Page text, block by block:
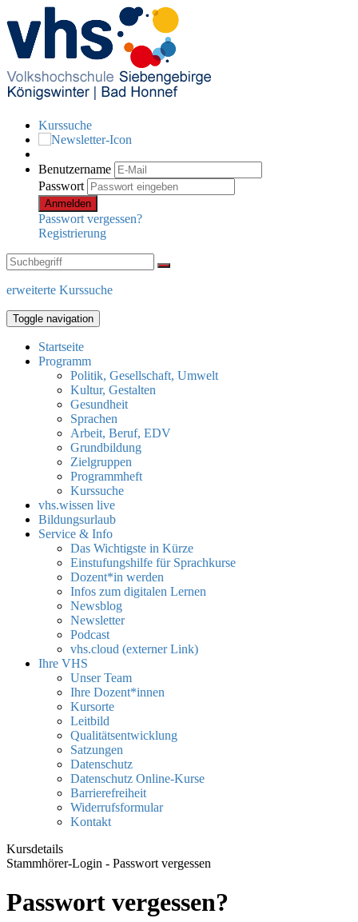
Kurssuche
Benutzername
Passwort
Anmelden
Passwort vergessen?
Registrierung
erweiterte Kurssuche
Toggle navigation
Startseite
Programm
Politik, Gesellschaft, Umwelt
Kultur, Gestalten
Gesundheit
Sprachen
Arbeit, Beruf, EDV
Grundbildung
Zielgruppen
Programmheft
Kurssuche
vhs.wissen live
Bildungsurlaub
Service & Info
Das Wichtigste in Kürze
Einstufungshilfe für Sprachkurse
Dozent*in werden
Infos zum digitalen Lernen
Newsblog
Newsletter
Podcast
vhs.cloud (externer Link)
Ihre VHS
Unser Team
Ihre Dozent*innen
Kursorte
Leitbild
Qualitätsentwicklung
Satzungen
Datenschutz
Datenschutz Online-Kurse
Barrierefreiheit
Widerrufsformular
Kontakt
Kursdetails
Stammhörer-Login - Passwort vergessen
Passwort vergessen?